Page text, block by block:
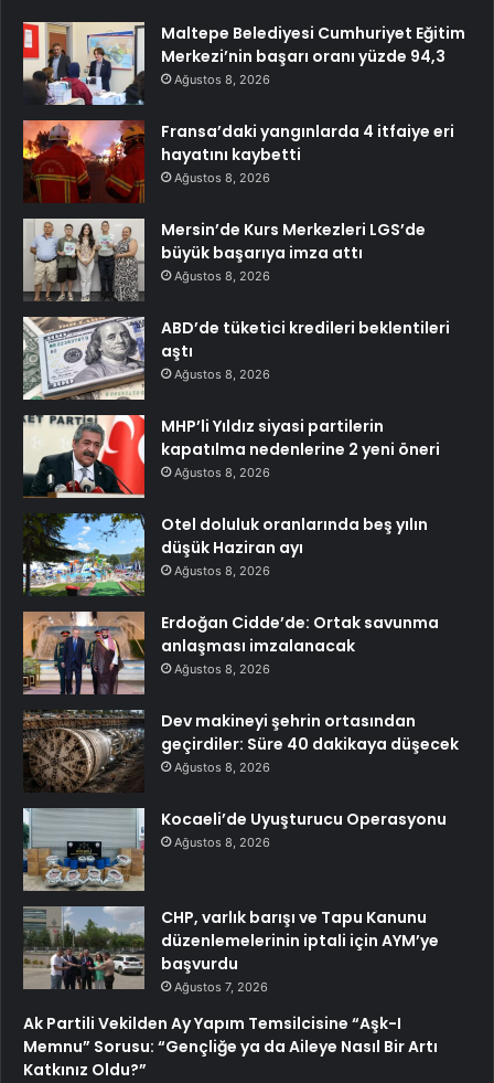
Maltepe Belediyesi Cumhuriyet Eğitim
Merkezi’nin başarı oranı yüzde 94,3
Ağustos 8, 2026
Fransa’daki yangınlarda 4 itfaiye eri
hayatını kaybetti
Ağustos 8, 2026
Mersin’de Kurs Merkezleri LGS’de
büyük başarıya imza attı
Ağustos 8, 2026
ABD’de tüketici kredileri beklentileri
aştı
Ağustos 8, 2026
MHP’li Yıldız siyasi partilerin
kapatılma nedenlerine 2 yeni öneri
Ağustos 8, 2026
Otel doluluk oranlarında beş yılın
düşük Haziran ayı
Ağustos 8, 2026
Erdoğan Cidde’de: Ortak savunma
anlaşması imzalanacak
Ağustos 8, 2026
Dev makineyi şehrin ortasından
geçirdiler: Süre 40 dakikaya düşecek
Ağustos 8, 2026
Kocaeli’de Uyuşturucu Operasyonu
Ağustos 8, 2026
CHP, varlık barışı ve Tapu Kanunu
düzenlemelerinin iptali için AYM’ye
başvurdu
Ağustos 7, 2026
Ak Partili Vekilden Ay Yapım Temsilcisine “Aşk-I
Memnu” Sorusu: “Gençliğe ya da Aileye Nasıl Bir Artı
Katkınız Oldu?”